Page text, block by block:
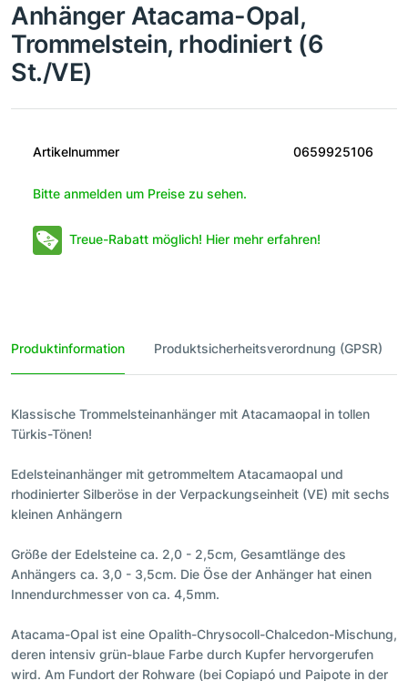
Anhänger Atacama-Opal,
Trommelstein, rhodiniert (6
St./VE)
Artikelnummer 0659925106
Bitte anmelden um Preise zu sehen.
Treue-Rabatt möglich! Hier mehr erfahren!
Produktinformation Produktsicherheitsverordnung (GPSR)
Klassische Trommelsteinanhänger mit Atacamaopal in tollen
Türkis-Tönen!
Edelsteinanhänger mit getrommeltem Atacamaopal und
rhodinierter Silberöse in der Verpackungseinheit (VE) mit sechs
kleinen Anhängern
Größe der Edelsteine ca. 2,0 - 2,5cm, Gesamtlänge des
Anhängers ca. 3,0 - 3,5cm. Die Öse der Anhänger hat einen
Innendurchmesser von ca. 4,5mm.
Atacama-Opal ist eine Opalith-Chrysocoll-Chalcedon-Mischung,
deren intensiv grün-blaue Farbe durch Kupfer hervorgerufen
wird. Am Fundort der Rohware (bei Copiapó und Paipote in der